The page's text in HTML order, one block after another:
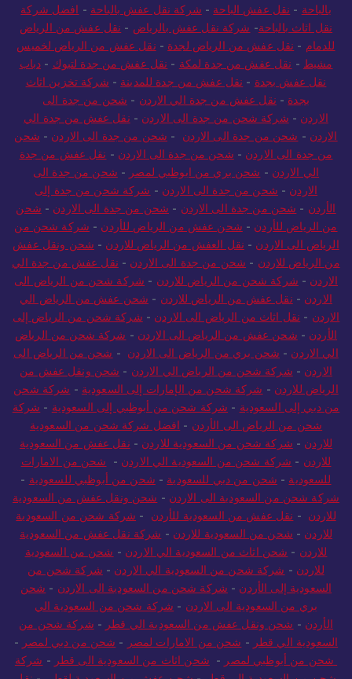
بالباحة - نقل عفش الباحة - شركة نقل عفش بالباحة - افضل شركة
نقل اثاث بالباحة- شركة نقل عفش بالرياض - نقل عفش من الرياض
للدمام - نقل عفش من الرياض لجدة - نقل عفش من الرياض لخميس
مشيط - نقل عفش من جدة لمكة - نقل عفش من جدة لتبوك - دباب
نقل عفش بجدة - نقل عفش من جدة للمدينة - شركة تخزين اثاث
بجدة - نقل عفش من جدة الي الاردن - شحن من جدة الى
الاردن - شركة شحن من جدة الى الاردن - نقل عفش من جدة الي
الاردن - شحن من جدة الى الاردن - شحن من جدة الى الاردن - شحن
من جدة الى الاردن - شحن من جدة الى الاردن - نقل عفش من جدة
الي الاردن - شحن بري من ابوظبي لمصر - شحن من جدة الى
الاردن - شحن من جدة الى الاردن - شركة شحن من جدة إلى
الأردن - شحن من جدة الى الاردن - شحن من جدة الى الاردن - شحن
من الرياض للأردن - شحن عفش من الرياض للأردن - شركة شحن من
الرياض الى الاردن - نقل العفش من الرياض للاردن - شحن ونقل عفش
من الرياض للاردن - شحن من جدة الى الاردن - نقل عفش من جدة الي
الاردن - شركة شحن من الرياض للاردن - شركة شحن من الرياض الى
الاردن - نقل عفش من الرياض للاردن - شحن عفش من الرياض الي
الاردن - نقل اثاث من الرياض الى الاردن - شركة شحن من الرياض إلى
الأردن - شحن عفش من الرياض الى الاردن - شركة شحن من الرياض
الي الاردن - شحن بري من الرياض الى الاردن - شحن من الرياض الى
الاردن - شركة شحن من الرياض الي الاردن - شحن ونقل عفش من
الرياض للاردن - شركة شحن من الإمارات إلى السعودية - شركة شحن
من دبي إلى السعودية - شركة شحن من أبوظبي إلى السعودية - شركة
شحن من الرياض الى الأردن - افضل شركة شحن من السعودية
للاردن - شركة شحن من السعودية للاردن - نقل عفش من السعودية
للاردن - شركة شحن من السعودية الي الاردن - شحن من الامارات
للسعودية - شحن من دبي للسعودية - شحن من أبوظبي للسعودية -
شركة شحن من السعودية الى الاردن - شحن ونقل عفش من السعودية
للاردن - نقل عفش من السعودية للأردن - شركة شحن من السعودية
للاردن - شحن من السعودية للاردن - شركة نقل عفش من السعودية
للاردن - شحن اثاث من السعودية الي الاردن - شحن من السعودية
للاردن - شركة شحن من السعودية الي الاردن - شركة شحن من
السعودية إلى الأردن - شركة شحن من السعودية الى الاردن - شحن
بري من السعودية الى الاردن - شركة شحن من السعودية الي
الأردن - شحن ونقل عفش من السعودية الي قطر - شركة شحن من
السعودية الي قطر - شحن من الامارات لمصر - شحن من دبي لمصر -
شحن من أبوظبي لمصر - شحن اثاث من السعودية الى قطر - شركة